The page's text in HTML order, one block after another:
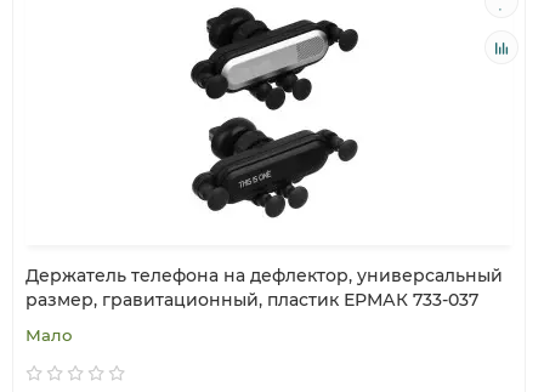
Держатель телефона на дефлектор, универсальный
размер, гравитационный, пластик ЕРМАК 733-037
Мало